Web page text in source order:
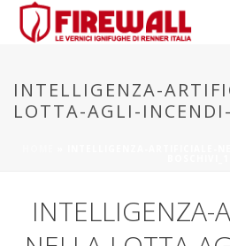
INTELLIGENZA-
LOTTA-AGLI-
INTELLIGENZA-